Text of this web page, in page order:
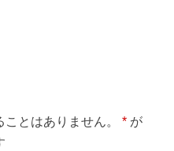
とはありません。 * が